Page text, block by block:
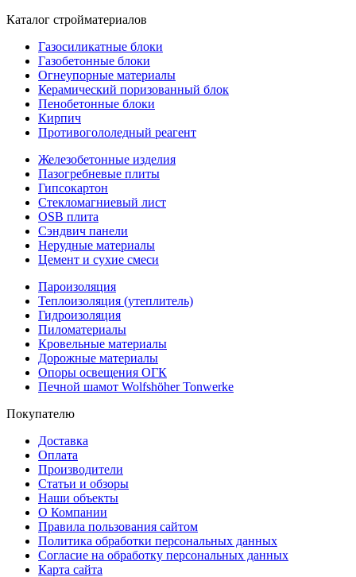
Каталог стройматериалов
Газосиликатные блоки
Газобетонные блоки
Огнеупорные материалы
Керамический поризованный блок
Пенобетонные блоки
Кирпич
Противогололедный реагент
Железобетонные изделия
Пазогребневые плиты
Гипсокартон
Стекломагниевый лист
OSB плита
Сэндвич панели
Нерудные материалы
Цемент и сухие смеси
Пароизоляция
Теплоизоляция (утеплитель)
Гидроизоляция
Пиломатериалы
Кровельные материалы
Дорожные материалы
Опоры освещения ОГК
Печной шамот Wolfshöher Tonwerke
Покупателю
Доставка
Оплата
Производители
Статьи и обзоры
Наши объекты
О Компании
Правила пользования сайтом
Политика обработки персональных данных
Согласие на обработку персональных данных
Карта сайта